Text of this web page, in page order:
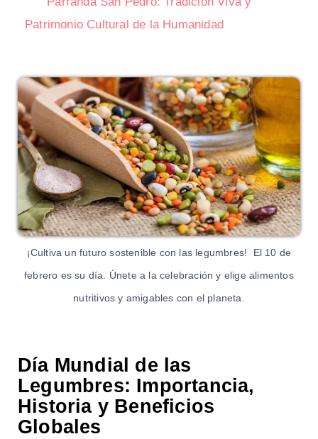
Patrimonio Cultural de la Humanidad
¡Cultiva un futuro sostenible con las legumbres! El 10 de
febrero es su día. Únete a la celebración y elige alimentos
nutritivos y amigables con el planeta.
Día Mundial de las
Legumbres: Importancia,
Historia y Beneficios
Globales